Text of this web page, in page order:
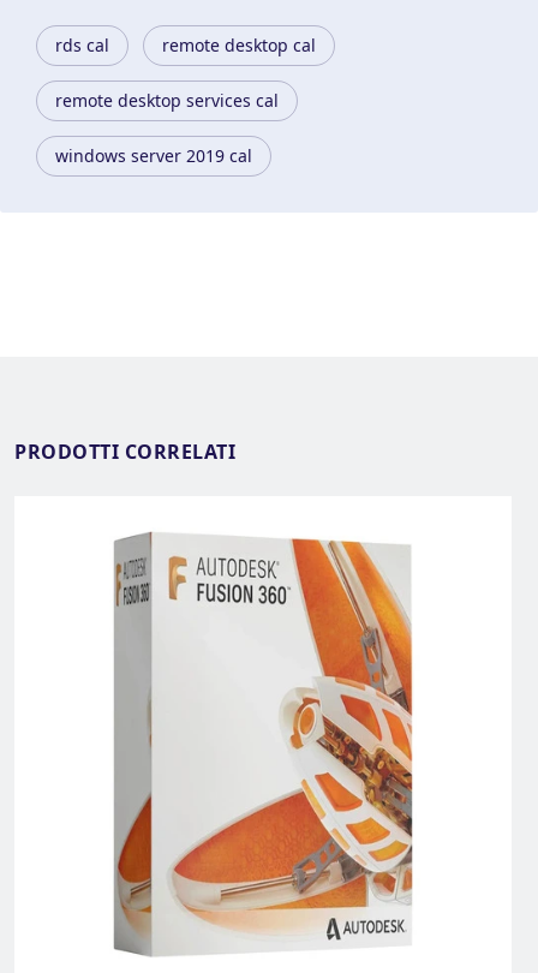
rds cal remote desktop cal
remote desktop services cal
windows server 2019 cal
PRODOTTI CORRELATI